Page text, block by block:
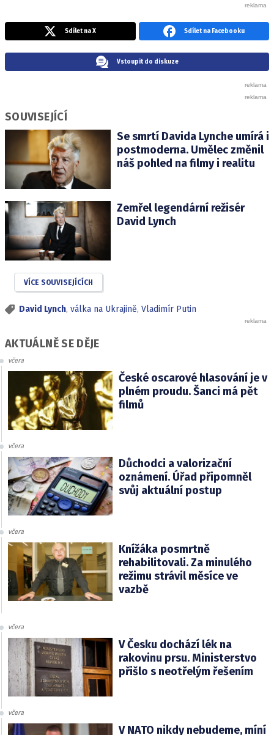
Sdílet na X Sdílet na Facebooku
Vstoupit do diskuze
SOUVISEJÍCÍ
Se smrtí Davida Lynche umírá i
postmoderna. Umělec změnil
náš pohled na filmy i realitu
Zemřel legendární režisér
David Lynch
VÍCE SOUVISEJÍCÍCH
David Lynch, válka na Ukrajině, Vladimír Putin
AKTUÁLNĚ SE DĚJE
včera
České oscarové hlasování je v
plném proudu. Šanci má pět
filmů
včera
Důchodci a valorizační
oznámení. Úřad připomněl
svůj aktuální postup
včera
Knížáka posmrtně
rehabilitovali. Za minulého
režimu strávil měsíce ve
vazbě
včera
V Česku dochází lék na
rakovinu prsu. Ministerstvo
přišlo s neotřelým řešením
včera
V NATO nikdy nebudeme, míní